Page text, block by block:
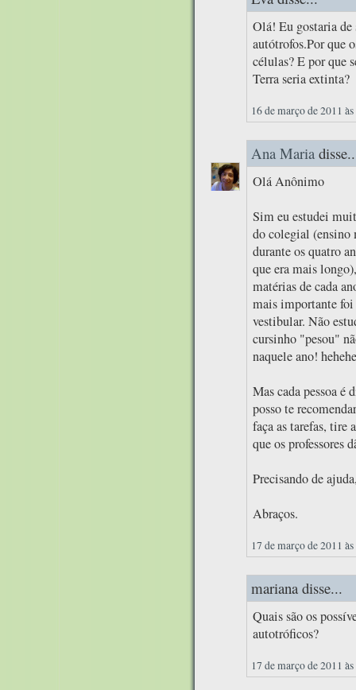
Olá! Eu gostaria
autótrofos.Por que
células? E por que
Terra seria extinta?
16 de março de 2011
Ana Maria
Olá Anônimo
Sim eu estudei
do colegial (ensino
durante os quatro
que era mais
matérias de cada
mais importante foi
vestibular. Não
cursinho "pesou"
naquele ano! hehehe
Mas cada pessoa
posso te
faça as tarefas, tire
que os professores
Precisando de
Abraços.
17 de março de 2011
mariana disse...
Quais são os
autotróficos?
17 de março de 2011